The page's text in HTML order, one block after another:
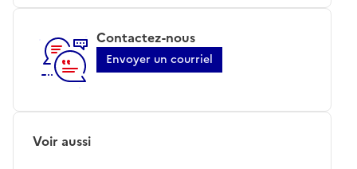
Contactez-nous
Envoyer un courriel
Voir aussi